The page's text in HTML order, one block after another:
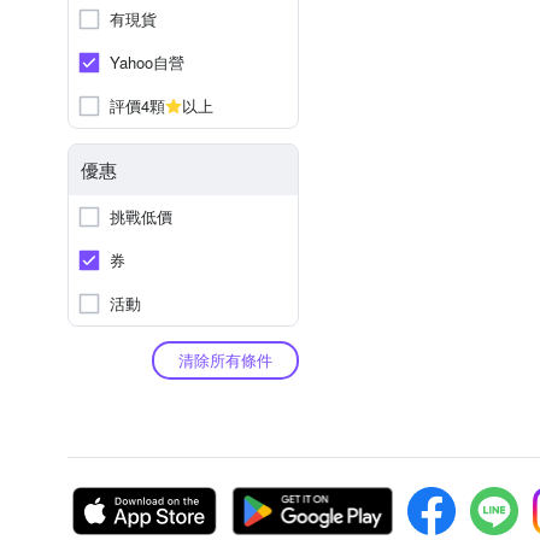
有現貨
Yahoo自營
評價4顆
以上
優惠
挑戰低價
券
活動
清除所有條件